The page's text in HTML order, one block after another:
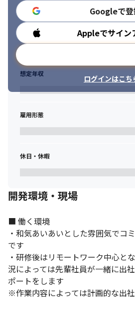
Googleで
Appleでサイン
ログインはこち
勤務時間
想定年収
雇用形態
休日・休暇
開発環境・現場
■ 働く環境
・和気あいあいとした雰囲気でコ
です
・研修後はリモートワーク中心と
況によっては先輩社員が一緒に出
ポートをします
※作業内容によっては計画的な出